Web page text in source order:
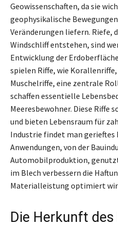
Geowissenschaften, da sie
geophysikalische
Veränderungen liefern. Riefe,
Windschliff entstehen, sind
Entwicklung der
spielen Riffe, wie
Muschelriffe, eine zentrale
schaffen essentielle
Meeresbewohner. Diese Riffe
und bieten Lebensraum für
Industrie findet man gerieftes
Anwendungen, von der
Automobilproduktion,
im Blech verbessern die
Materialleistung optimiert
Die Herkunft